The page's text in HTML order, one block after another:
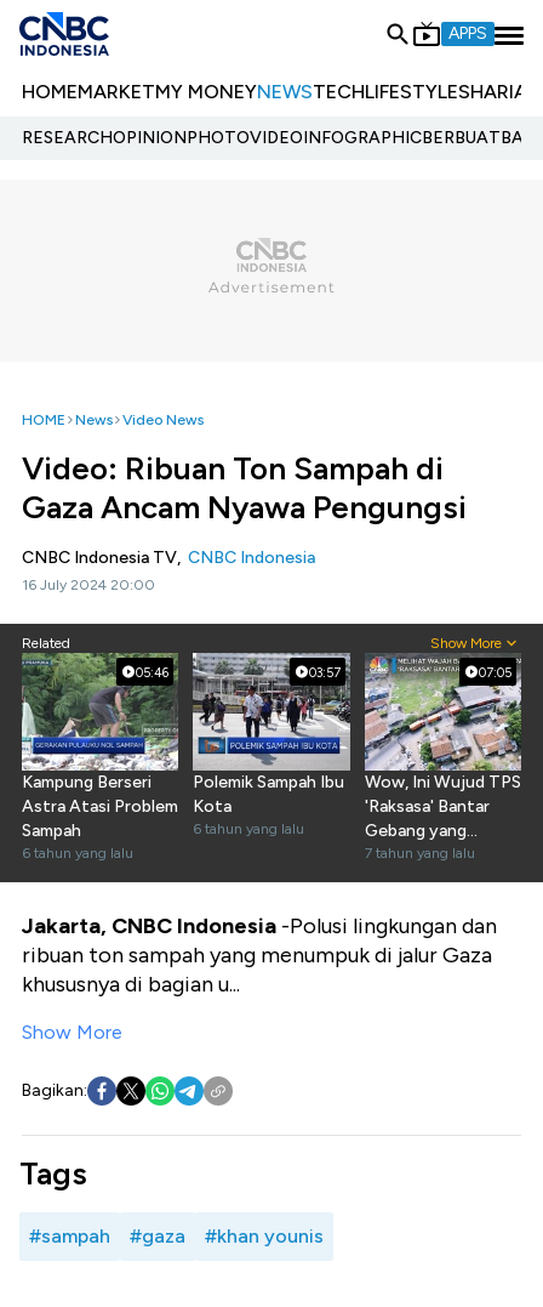
APPS
HOMEMARKETMY MONEYNEWSTECHLIFESTYLESHARIA
RESEARCHOPINIONPHOTOVIDEOINFOGRAPHIC
HOME News Video News
Video: Ribuan Ton Sampah di
Gaza Ancam Nyawa Pengungsi
CNBC Indonesia TV, CNBC Indonesia
16 July 2024 20:00
Related Show More
05:46
Kampung Berseri
Astra Atasi Problem
Sampah
6 tahun yang lalu
03:57
Polemik Sampah Ibu
Kota
6 tahun yang lalu
07:05
Wow, Ini Wujud TPS
'Raksasa' Bantar
Gebang yang
Disulap Anies
7 tahun yang lalu
Jakarta, CNBC Indonesia -Polusi lingkungan dan
ribuan ton sampah yang menumpuk di jalur Gaza
khususnya di bagian u...
Show More
Bagikan:
Tags
#sampah #gaza #khan younis